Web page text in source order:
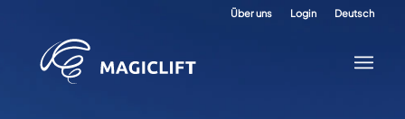
Über uns Login Deutsch